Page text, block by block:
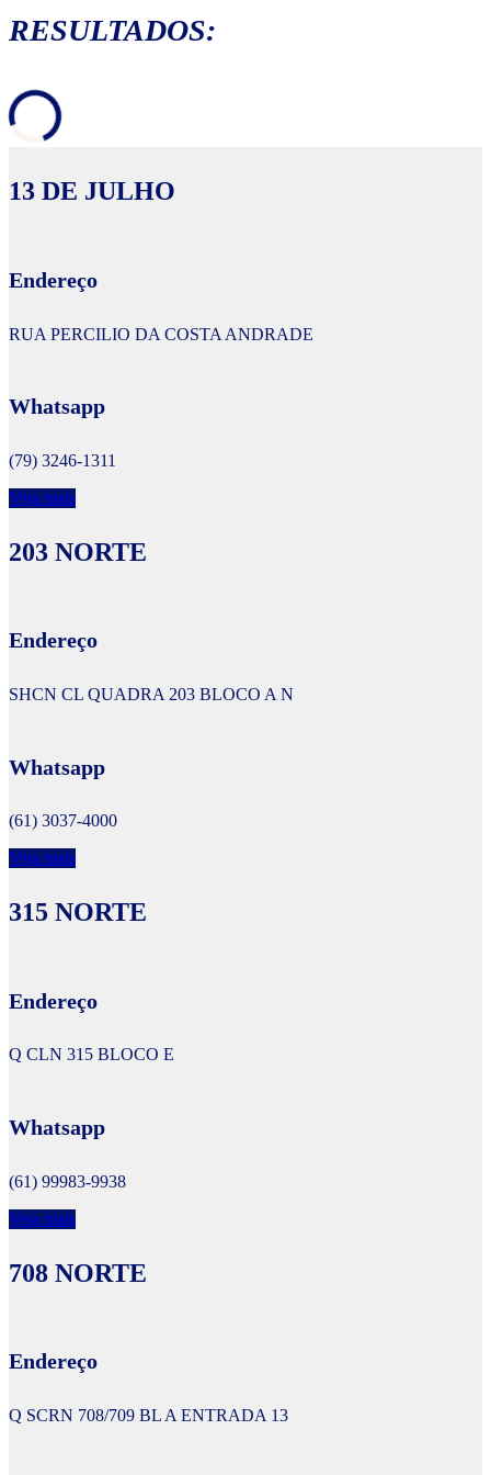
RESULTADOS:
13 DE JULHO
Endereço
RUA PERCILIO DA COSTA ANDRADE
Whatsapp
(79) 3246-1311
Veja mais
203 NORTE
Endereço
SHCN CL QUADRA 203 BLOCO A N
Whatsapp
(61) 3037-4000
Veja mais
315 NORTE
Endereço
Q CLN 315 BLOCO E
Whatsapp
(61) 99983-9938
Veja mais
708 NORTE
Endereço
Q SCRN 708/709 BL A ENTRADA 13